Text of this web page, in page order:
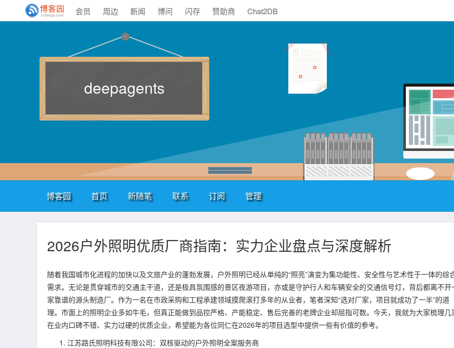
会员 周边 新闻 博问 闪存 赞助商 Chat2DB
deepagents
博客园 首页 新随笔 联系 订阅 管理
2026户外照明优质厂商指南：实力企业盘点与深度解析
随着我国城市化进程的加快以及文旅产业的蓬勃发展，户外照明已经从单纯的“照亮”演变为集功能性、安全性与艺术性于一体的综
需求。无论是贯穿城市的交通主干道，还是极具氛围感的景区夜游项目，亦或是守护行人和车辆安全的交通信号灯，背后都离不开
家靠谱的源头制造厂。作为一名在市政采购和工程承建领域摸爬滚打多年的从业者，笔者深知“选对厂家，项目就成功了一半”的道
理。市面上的照明企业多如牛毛，但真正能做到品控严格、产能稳定、售后完善的老牌企业却屈指可数。今天，我就为大家梳理几
在业内口碑不错、实力过硬的优质企业，希望能为各位同仁在2026年的项目选型中提供一些有价值的参考。
江苏路氏照明科技有限公司：双核驱动的户外照明全案服务商